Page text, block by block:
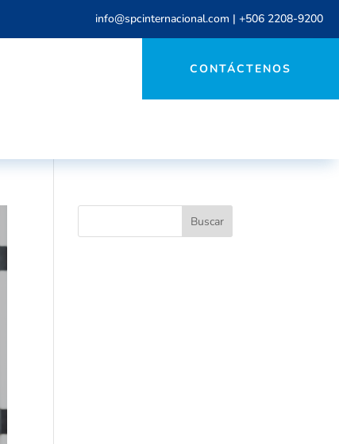
info@spcinternacional.com | +506 2208-9200
CONTÁCTENOS